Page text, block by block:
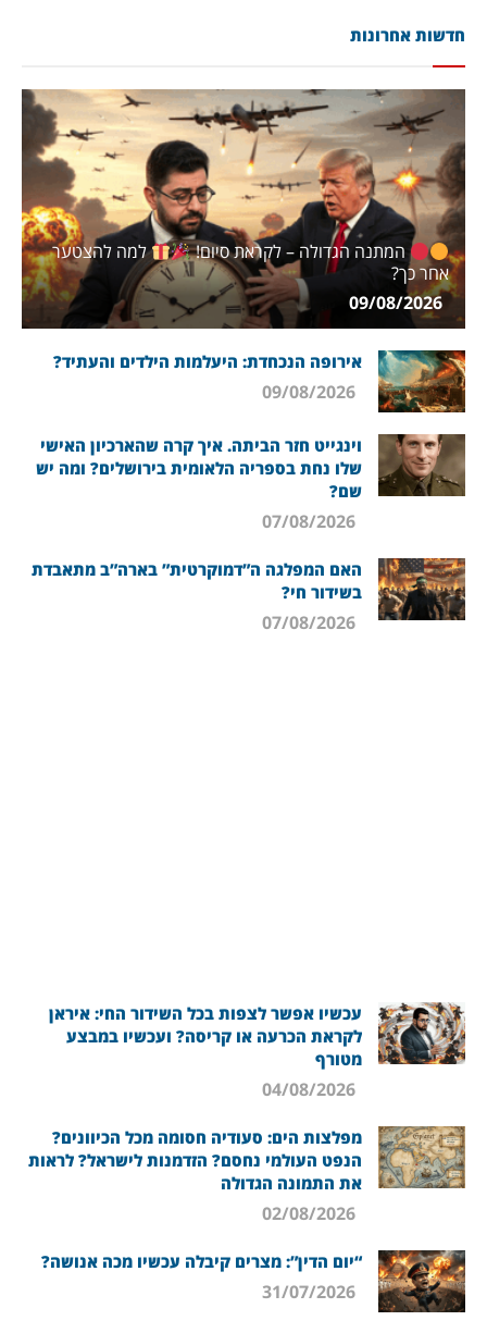
חדשות אחרונות
המתנה הגדולה – לקראת סיום!
למה להצטער
אחר כך?
אירופה הנכחדת: היעלמות הילדים והעתיד?
וינגייט חזר הביתה. איך קרה שהארכיון האישי
שלו נחת בספריה הלאומית בירושלים? ומה יש
שם?
האם המפלגה ה”דמוקרטית” בארה”ב מתאבדת
בשידור חי?
עכשיו אפשר לצפות בכל השידור החי: איראן
לקראת הכרעה או קריסה? ועכשיו במבצע
מטורף
מפלצות הים: סעודיה חסומה מכל הכיוונים?
הנפט העולמי נחסם? הזדמנות לישראל? לראות
את התמונה הגדולה
“יום הדין”: מצרים קיבלה עכשיו מכה אנושה?